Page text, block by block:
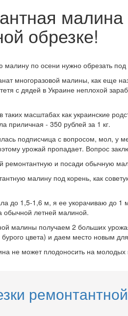
малина
обрезке!
малину по осени нужно обрезать
многоразовой малины, как еще
с дядей в Украине неплохой
масштабах как украинские
приличная - 350 рублей за 1 кг.
подписчица с вопросом, мол, у
урожай пропадает. Вопрос
и посади обычную
малину под корень, как
до 1,5-1,6 м, я ее укорачиваю до 1
обычной летней малиной.
малины получаем 2 больших
цвета) и даем место новым
не может плодоносить на молодых